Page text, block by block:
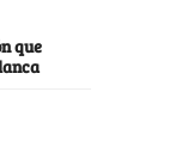
que